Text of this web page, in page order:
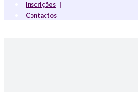
Inscrições
Contactos